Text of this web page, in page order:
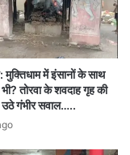
दीपेश साहू
हमला
मुक्तिधाम में इंसानों के साथ
तोरवा के शवदाह गृह की
उठे गंभीर सवाल…..